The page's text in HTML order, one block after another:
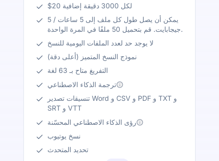
$20 لكل 3000 دقيقة إضافية
يمكن أن يصل طول كل ملف إلى 5 ساعات / 5
جيجابايت. قم بتحميل 50 ملفًا في المرة الواحدة.
لا يوجد حد لعدد الملفات اليومية للنسخ
نموذج النسخ المتميز (أعلى دقة)
التفريغ متاح بـ 63 لغة
ترجمة الذكاء الاصطناعي
تنسيقات تصدير Word و CSV و PDF و TXT و
SRT و VTT
رؤى الذكاء الاصطناعي المحسّنة
نسخ يوتيوب
تحديد المتحدث